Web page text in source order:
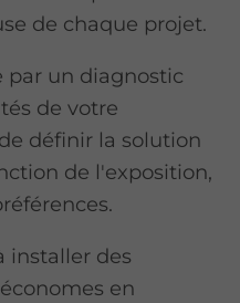
de chaque projet.
par un diagnostic
de votre
définir la solution
de l'exposition,
installer des
en